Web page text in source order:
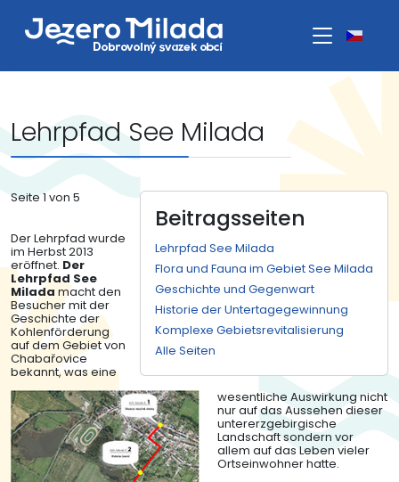
Lehrpfad See Milada
Beitragsseiten
Lehrpfad See Milada
Flora und Fauna im Gebiet See Milada
Geschichte und Gegenwart
Historie der Untertagegewinnung
Komplexe Gebietsrevitalisierung
Alle Seiten
Seite 1 von 5
Der Lehrpfad wurde
im Herbst 2013
eröffnet. Der
Lehrpfad See
Milada macht den
Besucher mit der
Geschichte der
Kohlenförderung
auf dem Gebiet von
Chabařovice
bekannt, was eine
wesentliche Auswirkung nicht
nur auf das Aussehen dieser
untererzgebirgische
Landschaft sondern vor
allem auf das Leben vieler
Ortseinwohner hatte.